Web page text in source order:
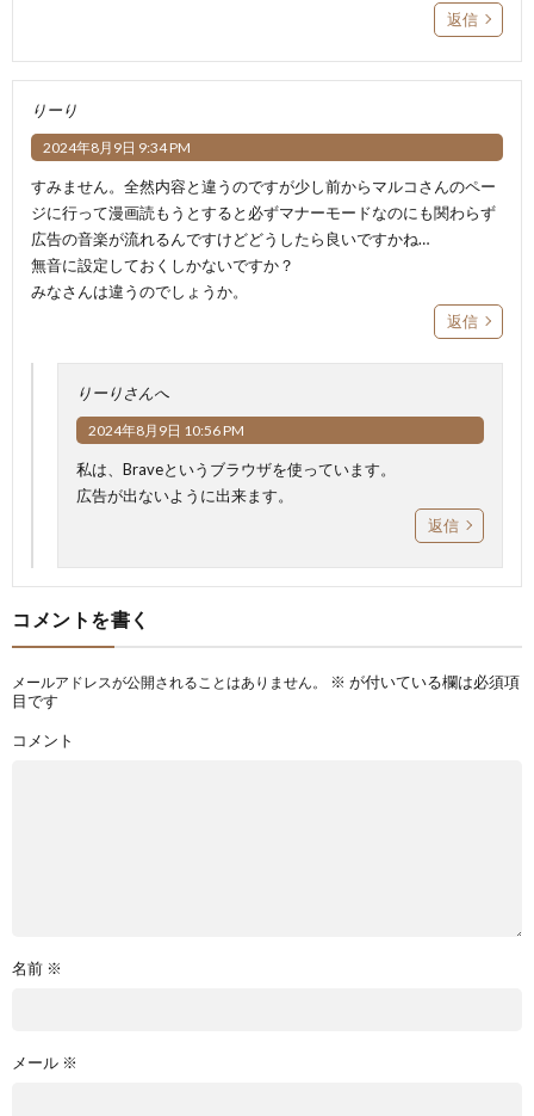
返信
りーり
2024年8月9日 9:34 PM
すみません。全然内容と違うのですが少し前からマルコさんのペー
ジに行って漫画読もうとすると必ずマナーモードなのにも関わらず
広告の音楽が流れるんですけどどうしたら良いですかね…
無音に設定しておくしかないですか？
みなさんは違うのでしょうか。
返信
りーりさんへ
2024年8月9日 10:56 PM
私は、Braveというブラウザを使っています。
広告が出ないように出来ます。
返信
コメントを書く
メールアドレスが公開されることはありません。 ※ が付いている欄は必須項
目です
コメント
名前 ※
メール ※